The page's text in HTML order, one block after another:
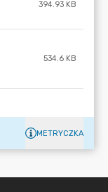
394.93 KB
534.6 KB
METRYCZKA